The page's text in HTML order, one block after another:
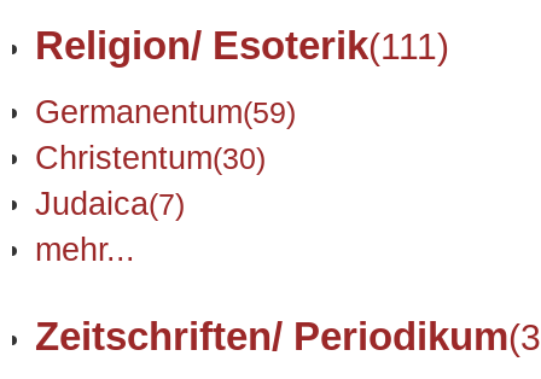
Religion/ Esoterik(111)
Germanentum(59)
Christentum(30)
Judaica(7)
mehr...
Zeitschriften/ Periodikum